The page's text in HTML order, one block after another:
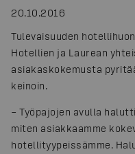
20.10.2016
Tulevaisuuden
Hotellien ja Laurean
asiakaskokemusta
keinoin.
– Työpajojen avulla
miten asiakkaamme
hotellityypeissämme.